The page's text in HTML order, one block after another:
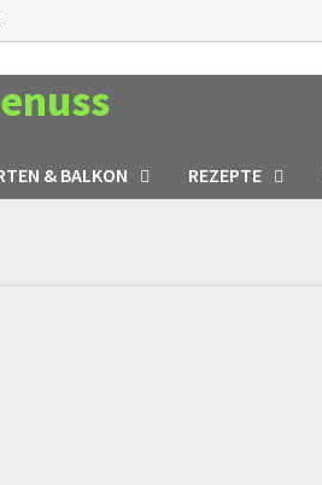
& BALKON REZEPTE